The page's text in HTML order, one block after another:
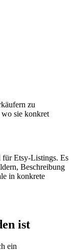
zu
sie konkret
für Etsy-Listings. Es
Beschreibung
in konkrete
ist
ein